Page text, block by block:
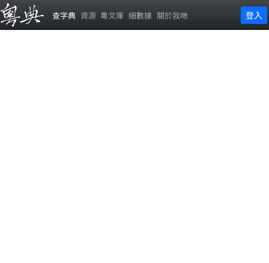
查字典 資源 粵文庫 細數據 關於我哋 登入